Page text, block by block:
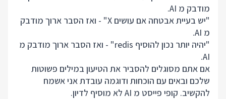
מודבק מ AI.
"יש בעיית אבטחה אם עושים X" - ואז הסבר ארוך מודבק
מ AI.
"יהיה יותר נכון להוסיף redis" - ואז הסבר ארוך מודבק מ
AI.
אם אתם מסוגלים להסביר את הטיעון במילים פשוטות
שלכם ובאים עם הוכחות ודוגמה עובדת אני אשמח
להקשיב. קופי פייסט מ AI לא מוסיף לדיון.